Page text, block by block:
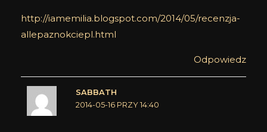
http://iamemilia.blogspot.com/2014/05/recenzja-
allepaznokciepl.html
Odpowiedz
SABBATH
2014-05-16 PRZY 14:40